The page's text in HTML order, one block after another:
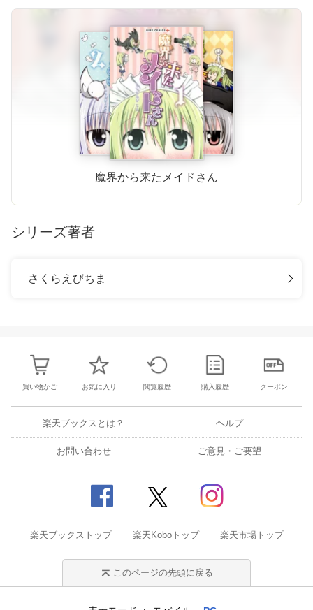
魔界から来たメイドさん
シリーズ著者
さくらえびちま
買い物かご お気に入り 閲覧履歴 購入履歴 クーポン
楽天ブックスとは？ ヘルプ
お問い合わせ ご意見・ご要望
楽天ブックストップ 楽天Koboトップ 楽天市場トップ
このページの先頭に戻る